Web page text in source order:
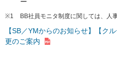
※1 BB社員モニタ制度に関しては、人
【SB／YMからのお知らせ】【ク
更のご案内